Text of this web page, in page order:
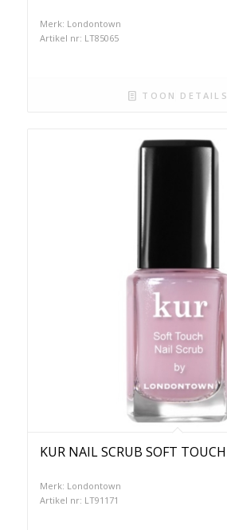
Merk: Londontown
Artikel nr: LT85065
TOON DETAILS
KUR NAIL SCRUB SOFT TOUCH
Merk: Londontown
Artikel nr: LT91171